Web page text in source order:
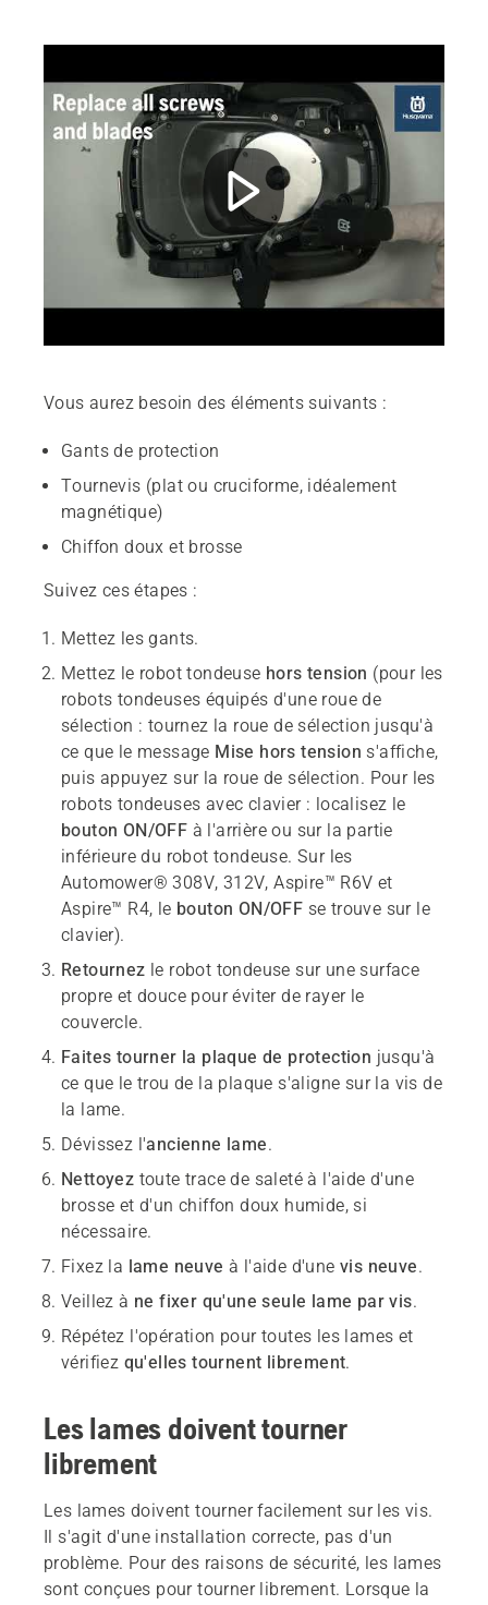
Vous aurez besoin des éléments suivants :
Gants de protection
Tournevis (plat ou cruciforme, idéalement
magnétique)
Chiffon doux et brosse
Suivez ces étapes :
Mettez les gants.
Mettez le robot tondeuse hors tension (pour les
robots tondeuses équipés d'une roue de
sélection : tournez la roue de sélection jusqu'à
ce que le message Mise hors tension s'affiche,
puis appuyez sur la roue de sélection. Pour les
robots tondeuses avec clavier : localisez le
bouton ON/OFF à l'arrière ou sur la partie
inférieure du robot tondeuse. Sur les
Automower® 308V, 312V, Aspire™ R6V et
Aspire™ R4, le bouton ON/OFF se trouve sur le
clavier).
Retournez le robot tondeuse sur une surface
propre et douce pour éviter de rayer le
couvercle.
Faites tourner la plaque de protection jusqu'à
ce que le trou de la plaque s'aligne sur la vis de
la lame.
Dévissez l'ancienne lame.
Nettoyez toute trace de saleté à l'aide d'une
brosse et d'un chiffon doux humide, si
nécessaire.
Fixez la lame neuve à l'aide d'unevis neuve.
Veillez à ne fixer qu'une seule lame par vis.
Répétez l'opération pour toutes les lames et
vérifiez qu'elles tournent librement.
Les lames doivent tourner
librement
Les lames doivent tourner facilement sur les vis.
Il s'agit d'une installation correcte, pas d'un
problème. Pour des raisons de sécurité, les lames
sont conçues pour tourner librement. Lorsque la